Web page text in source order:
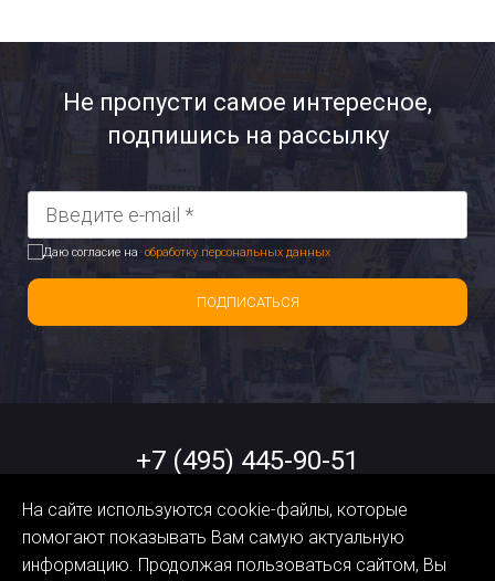
Не пропусти самое интересное,
подпишись на рассылку
Даю согласие на обработку персональных данных
ПОДПИСАТЬСЯ
+7 (495) 445-90-51
help@orangedata.ru
Политика обработки
На сайте используются cookie-файлы, которые
помогают показывать Вам самую актуальную
информацию. Продолжая пользоваться сайтом, Вы